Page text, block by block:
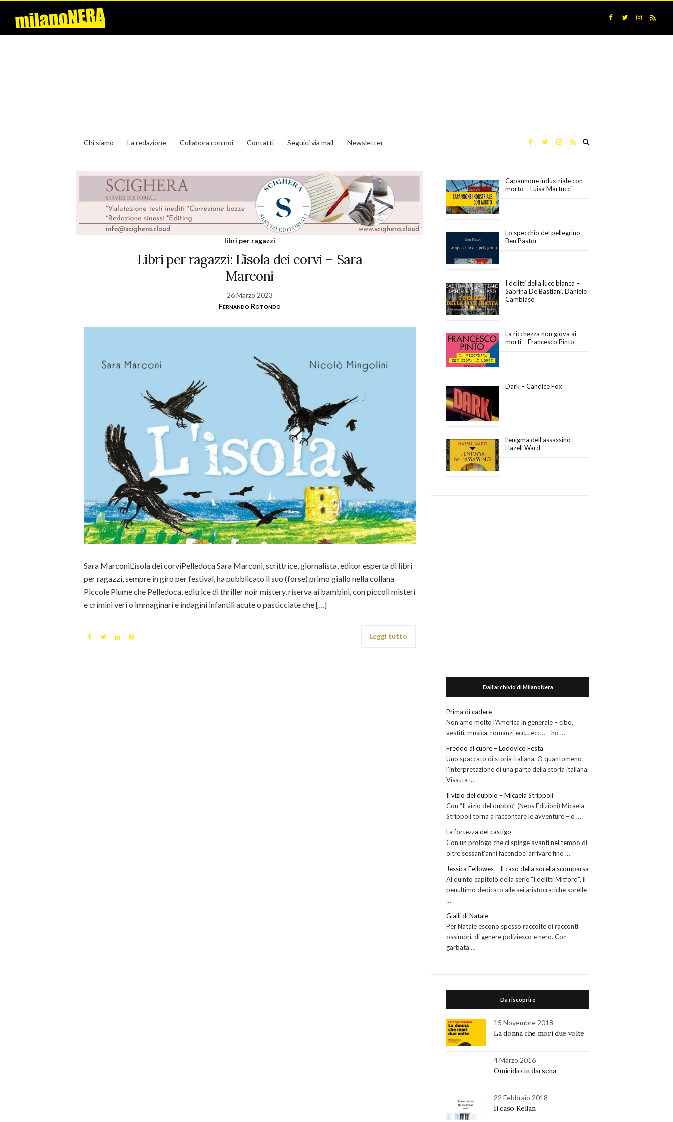
Chi siamo La redazione Collabora con noi Contatti Seguici via mail Newsletter
libri per ragazzi
Libri per ragazzi: L’isola dei corvi – Sara
Marconi
26 Marzo 2023
Fernando Rotondo
Sara MarconiL’isola dei corviPelledoca Sara Marconi, scrittrice, giornalista, editor esperta di libri
per ragazzi, sempre in giro per festival, ha pubblicato il suo (forse) primo giallo nella collana
Piccole Piume che Pelledoca, editrice di thriller noir mistery, riserva ai bambini, con piccoli misteri
e crimini veri o immaginari e indagini infantili acute o pasticciate che […]
Leggi tutto
Capannone industriale con
morto – Luisa Martucci
Lo specchio del pellegrino –
Ben Pastor
I delitti della luce bianca –
Sabrina De Bastiani, Daniele
Cambiaso
La ricchezza non giova ai
morti – Francesco Pinto
Dark – Candice Fox
L’enigma dell’assassino –
Hazell Ward
Dall’archivio di MilanoNera
Prima di cadere
Non amo molto l’America in generale – cibo,
vestiti, musica, romanzi ecc… ecc… – ho …
Freddo al cuore – Lodovico Festa
Uno spaccato di storia italiana. O quantomeno
l’interpretazione di una parte della storia italiana.
Vissuta …
Il vizio del dubbio – Micaela Strippoli
Con “Il vizio del dubbio” (Neos Edizioni) Micaela
Strippoli torna a raccontare le avventure – o …
La fortezza del castigo
Con un prologo che ci spinge avanti nel tempo di
oltre sessant’anni facendoci arrivare fino …
Jessica Fellowes – Il caso della sorella scomparsa
Al quinto capitolo della serie “I delitti Mitford”, il
penultimo dedicato alle sei aristocratiche sorelle
…
Gialli di Natale
Per Natale escono spesso raccolte di racconti
ossimori, di genere poliziesco e nero. Con
garbata …
Da riscoprire
15 Novembre 2018
La donna che morì due volte
4 Marzo 2016
Omicidio in darsena
22 Febbraio 2018
Il caso Kellan